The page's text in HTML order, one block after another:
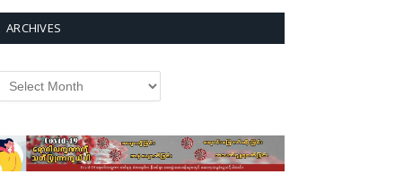
ARCHIVES
Archives